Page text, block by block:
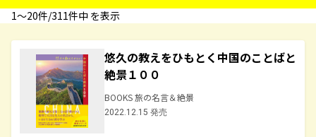
1〜20件/311件中 を表示
悠久の教えをひもとく中国のことばと
絶景１００
BOOKS 旅の名言＆絶景
2022.12.15 発売